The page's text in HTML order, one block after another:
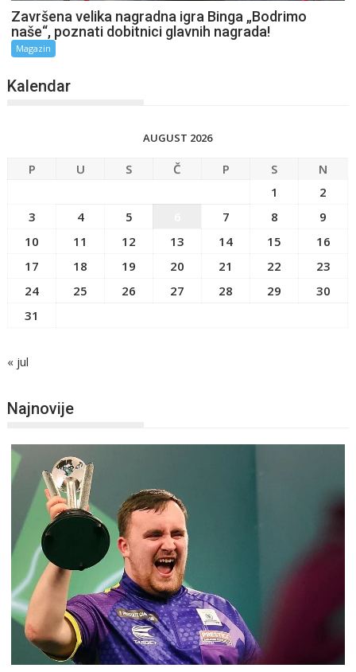
Završena velika nagradna igra Binga „Bodrimo
naše“, poznati dobitnici glavnih nagrada!
Magazin
Kalendar
AUGUST 2026
P U S Č P S
N
1
2
3
4 5 7 8
9
10
11 12 13 14 15
16
17
18 19 20 21 22
23
24
25 26 27 28 29
30
31
« jul
Najnovije